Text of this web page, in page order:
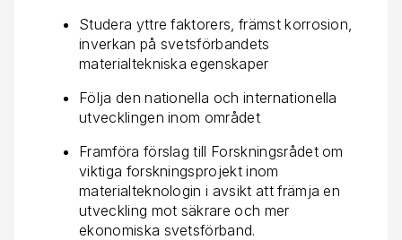
Studera yttre faktorers, främst korrosion,
inverkan på svetsförbandets
materialtekniska egenskaper
Följa den nationella och internationella
utvecklingen inom området
Framföra förslag till Forskningsrådet om
viktiga forskningsprojekt inom
materialteknologin i avsikt att främja en
utveckling mot säkrare och mer
ekonomiska svetsförband.